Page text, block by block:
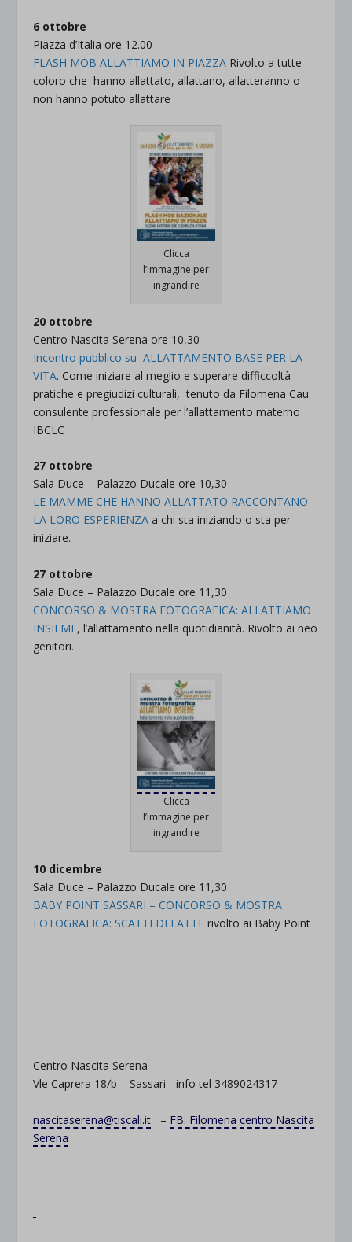
6 ottobre
Piazza d’Italia ore 12.00
FLASH MOB ALLATTIAMO IN PIAZZA Rivolto a tutte
coloro che hanno allattato, allattano, allatteranno o
non hanno potuto allattare
Clicca
l’immagine per
ingrandire
20 ottobre
Centro Nascita Serena ore 10,30
Incontro pubblico su ALLATTAMENTO BASE PER LA
VITA. Come iniziare al meglio e superare difficcoltà
pratiche e pregiudizi culturali, tenuto da Filomena Cau
consulente professionale per l’allattamento materno
IBCLC
27 ottobre
Sala Duce – Palazzo Ducale ore 10,30
LE MAMME CHE HANNO ALLATTATO RACCONTANO
LA LORO ESPERIENZA a chi sta iniziando o sta per
iniziare.
27 ottobre
Sala Duce – Palazzo Ducale ore 11,30
CONCORSO & MOSTRA FOTOGRAFICA: ALLATTIAMO
INSIEME, l’allattamento nella quotidianità. Rivolto ai neo
genitori.
Clicca
l’immagine per
ingrandire
10 dicembre
Sala Duce – Palazzo Ducale ore 11,30
BABY POINT SASSARI – CONCORSO & MOSTRA
FOTOGRAFICA: SCATTI DI LATTE rivolto ai Baby Point
Centro Nascita Serena
Vle Caprera 18/b – Sassari -info tel 3489024317
nascitaserena@tiscali.it – FB: Filomena centro Nascita
Serena